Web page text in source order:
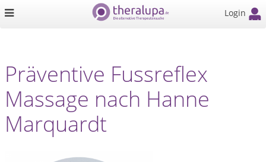
Login
Präventive Fussreflex
Massage nach Hanne
Marquardt